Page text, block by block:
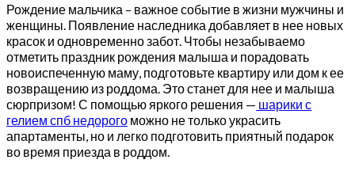
Рождение мальчика – важное событие в жизни мужчины и
женщины. Появление наследника добавляет в нее новых
красок и одновременно забот. Чтобы незабываемо
отметить праздник рождения малыша и порадовать
новоиспеченную маму, подготовьте квартиру или дом к ее
возвращению из роддома. Это станет для нее и малыша
сюрпризом! С помощью яркого решения — шарики с
гелием спб недорого можно не только украсить
апартаменты, но и легко подготовить приятный подарок
во время приезда в роддом.